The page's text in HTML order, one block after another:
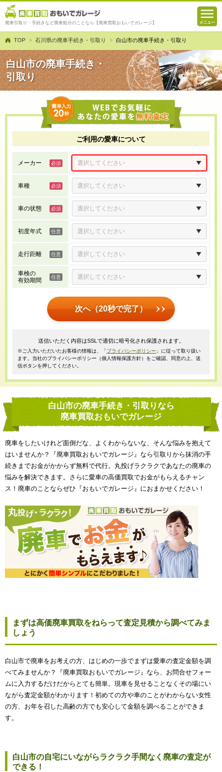
廃車引取り・手続きなど廃車処分のことなら【廃車買取おもいでガレージ】
TOP 石川県の廃車手続き・引取り 白山市の廃車手続き・引取り
白山市の廃車手続き・
引取り
ご利用の愛車について
メーカー
車種
車の状態
初度年式
走行距離
車検の
有効期間
次へ（20秒で完了）
送信いただく内容はSSLで適切に暗号化され保護されます。
※ご入力いただいたお客様の情報は、「プライバシーポリシー 」に従って取り扱い
ます。当社のプライバシーポリシー（個人情報保護方針）をご確認、同意の上、送
信ボタンを押してください。
白山市の廃車手続き・引取りなら
廃車買取おもいでガレージ
廃車をしたいけれど面倒だな、よくわからないな、そんな悩みを抱えて
はいませんか？『廃車買取おもいでガレージ』なら引取りから抹消の手
続きまでお金がかからず無料で代行。丸投げラクラクであなたの廃車の
悩みを解決できます。さらに愛車の高価買取でお金がもらえるチャン
ス！廃車のことならぜひ『おもいでガレージ』におまかせください！
まずは高価廃車買取をねらって査定見積から調べてみま
しょう
白山市で廃車をお考えの方、はじめの一歩でまずは愛車の査定金額を調
べてみませんか？『廃車買取おもいでガレージ』なら、お問合せフォー
ムに入力するだけだからとても簡単。現車を見せることなくその場にい
ながら査定金額がわかります！初めての方や車のことがわからない女性
の方、お年を召した高齢の方でも安心して金額を調べることができま
す。
白山市の自宅にいながらラクラク手間なく廃車の査定が
できる！